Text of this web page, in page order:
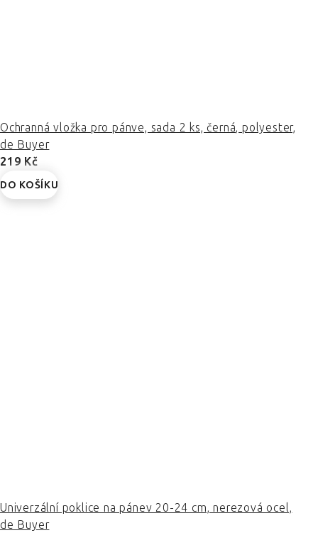
Ochranná vložka pro pánve, sada 2 ks, černá, polyester,
de Buyer
219 Kč
DO KOŠÍKU
Univerzální poklice na pánev 20-24 cm, nerezová ocel,
de Buyer